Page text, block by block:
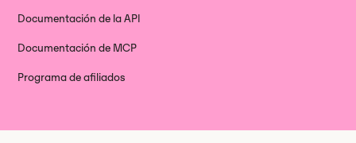
Documentación de la API
Documentación de MCP
Programa de afiliados